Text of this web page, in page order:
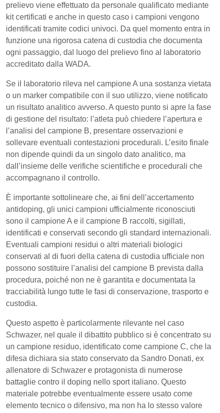
prelievo viene effettuato da personale qualificato mediante
kit certificati e anche in questo caso i campioni vengono
identificati tramite codici univoci. Da quel momento entra in
funzione una rigorosa catena di custodia che documenta
ogni passaggio, dal luogo del prelievo fino al laboratorio
accreditato dalla WADA.
Se il laboratorio rileva nel campione A una sostanza vietata
o un marker compatibile con il suo utilizzo, viene notificato
un risultato analitico avverso. A questo punto si apre la fase
di gestione del risultato: l’atleta può chiedere l’apertura e
l’analisi del campione B, presentare osservazioni e
sollevare eventuali contestazioni procedurali. L’esito finale
non dipende quindi da un singolo dato analitico, ma
dall’insieme delle verifiche scientifiche e procedurali che
accompagnano il controllo.
È importante sottolineare che, ai fini dell’accertamento
antidoping, gli unici campioni ufficialmente riconosciuti
sono il campione A e il campione B raccolti, sigillati,
identificati e conservati secondo gli standard internazionali.
Eventuali campioni residui o altri materiali biologici
conservati al di fuori della catena di custodia ufficiale non
possono sostituire l’analisi del campione B prevista dalla
procedura, poiché non ne è garantita e documentata la
tracciabilità lungo tutte le fasi di conservazione, trasporto e
custodia.
Questo aspetto è particolarmente rilevante nel caso
Schwazer, nel quale il dibattito pubblico si è concentrato su
un campione residuo, identificato come campione C, che la
difesa dichiara sia stato conservato da Sandro Donati, ex
allenatore di Schwazer e protagonista di numerose
battaglie contro il doping nello sport italiano. Questo
materiale potrebbe eventualmente essere usato come
elemento tecnico o difensivo, ma non ha lo stesso valore